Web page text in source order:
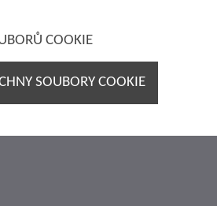
COOKIE
SOUBORY COOKIE